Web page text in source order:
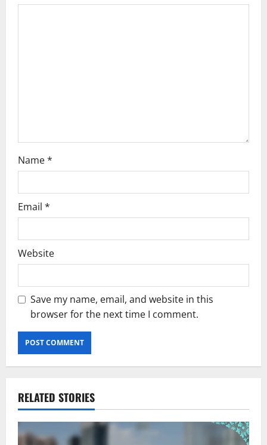
Name*
Email *
Website
Save my name, email, and website in this
browser for the next time I comment.
RELATED STORIES